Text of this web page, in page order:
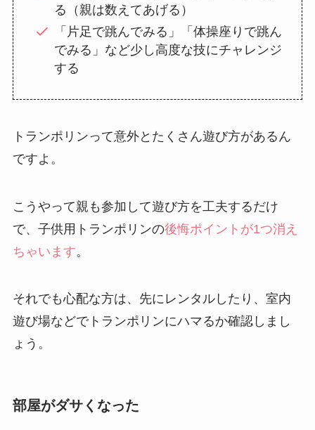
る（親は数えてあげる）
「片足で跳んでみる」「体操座りで跳ん
でみる」など少し高度な技にチャレンジ
する
トランポリンって意外とたくさん遊び方があるん
ですよ。
こうやって親も参加して遊び方を工夫するだけ
で、子供用トランポリンの後悔ポイントが1つ消え
ちゃいます。
それでも心配な方は、先にレンタルしたり、室内
遊び場などでトランポリンにハマるか確認しまし
ょう。
部屋がダサくなった